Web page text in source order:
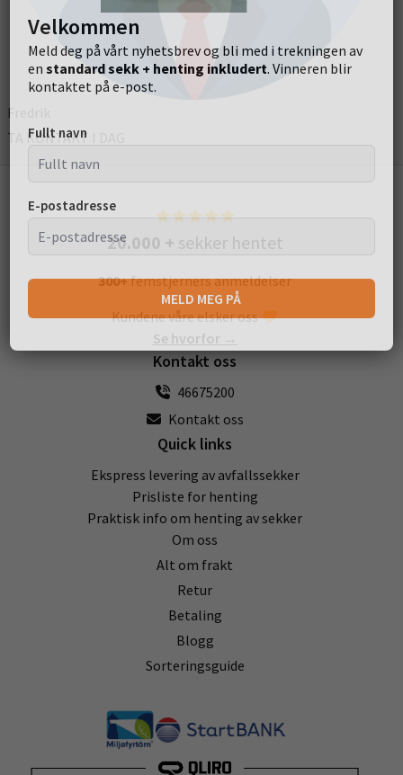
Fredrik
TA KONTAKT I DAG
20.000 + sekker hentet
300+femstjerners anmeldelser
Kundene våre elsker oss
Se hvorfor →
Kontakt oss
46675200
Kontakt oss
Quick links
Ekspress levering av avfallssekker
Prisliste for henting
Praktisk info om henting av sekker
Om oss
Alt om frakt
Retur
Betaling
Blogg
Sorteringsguide
Velkommen
Meld deg på vårt nyhetsbrev og bli med i trekningen av
enstandard sekk + henting inkludert. Vinneren blir
kontaktet på e-post.
Fullt navn
E-postadresse
MELD MEG PÅ